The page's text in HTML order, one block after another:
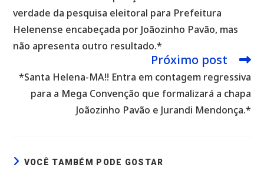
verdade da pesquisa eleitoral para Prefeitura
Helenense encabeçada por Joãozinho Pavão, mas
não apresenta outro resultado.*
Próximo post
*Santa Helena-MA!! Entra em contagem regressiva
para a Mega Convenção que formalizará a chapa
Joãozinho Pavão e Jurandi Mendonça.*
VOCÊ TAMBÉM PODE GOSTAR